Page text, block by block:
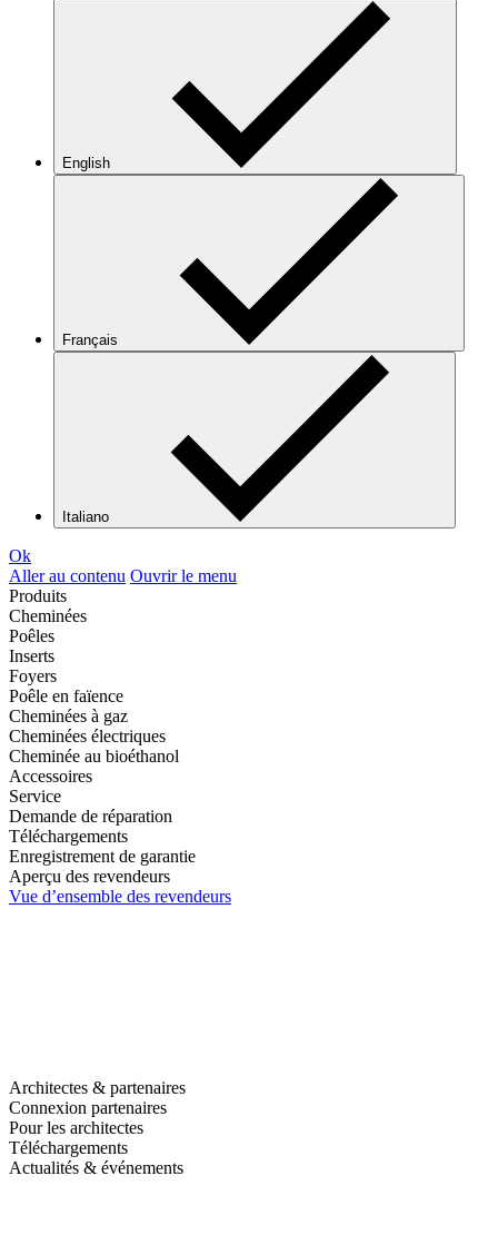
English
Français
Italiano
Ok
Aller au contenu Ouvrir le menu
Produits
Cheminées
Poêles
Inserts
Foyers
Poêle en faïence
Cheminées à gaz
Cheminées électriques
Cheminée au bioéthanol
Accessoires
Service
Demande de réparation
Téléchargements
Enregistrement de garantie
Aperçu des revendeurs
Vue d’ensemble des revendeurs
Architectes & partenaires
Connexion partenaires
Pour les architectes
Téléchargements
Actualités & événements